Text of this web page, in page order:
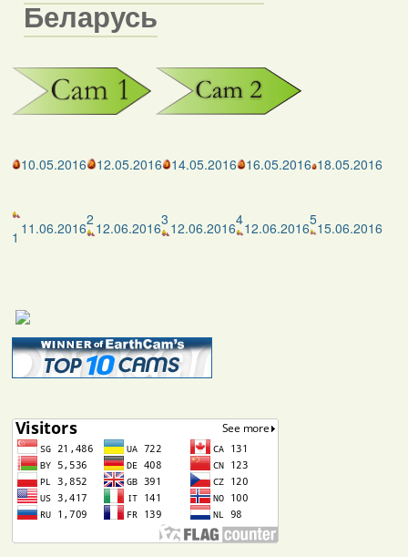
Беларусь
10.05.2016 12.05.2016 14.05.2016 16.05.2016 18.05.2016
1 11.06.20162 12.06.20163 12.06.2016412.06.2016515.06.2016